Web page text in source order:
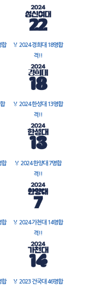
합
🏅 2024 경희대 18명합
격!!
🏅 2024 한성대 13명합
격!!
합
🏅 2024 한양대 7명합
격!!
합
🏅 2024 가천대 14명합
격!!
합
🏅 2023 건국대 46명합